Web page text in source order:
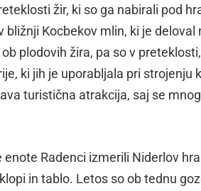
žir, ki so ga nabirali pod
bližnji Kocbekov mlin, ki je deloval
plodovih žira, pa so v
ki jih je uporabljala pri strojenju
turistična atrakcija, saj se
enote Radenci izmerili Niderlov
in tablo. Letos so ob tednu